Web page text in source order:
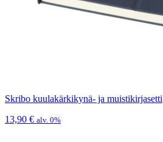
Skribo kuulakärkikynä- ja muistikirjasetti
13,90 € alv. 0%